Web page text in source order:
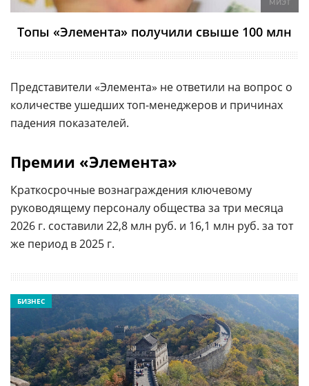
МИЭТ
Топы «Элемента» получили свыше 100 млн
Представители «Элемента» не ответили на вопрос о
количестве ушедших топ-менеджеров и причинах
падения показателей.
Премии «Элемента»
Краткосрочные вознаграждения ключевому
руководящему персоналу общества за три месяца
2026 г. составили 22,8 млн руб. и 16,1 млн руб. за тот
же период в 2025 г.
БИЗНЕС